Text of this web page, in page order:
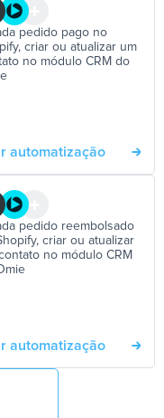
pedido pago no
criar ou atualizar um
no módulo CRM do
automatização
pedido reembolsado
criar ou atualizar
no módulo CRM
automatização